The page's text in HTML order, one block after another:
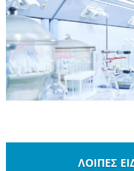
ΛΟΙΠΕΣ